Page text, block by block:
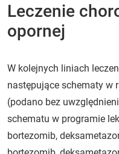
Leczenie
opornej
W kolejnych liniach
następujące schematy w
(podano bez
schematu w programie
bortezomib,